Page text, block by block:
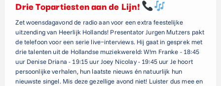
Drie Topartiesten aan de Lijn!
Zet woensdagavond de radio aan voor een extra feestelijke
uitzending van Heerlijk Hollands! Presentator Jurgen Mutzers pakt
de telefoon voor een serie live−interviews. Hij gaat in gesprek met
drie talenten uit de Hollandse muziekwereld: W!m Franke - 18:45
uur Denise Driana - 19:15 uur Joey Nicolay - 19:45 uur Je hoort
persoonlijke verhalen, hun laatste nieuws én natuurlijk hun
nieuwste singel. Mis deze gezellige avond niet! Luister dus mee en